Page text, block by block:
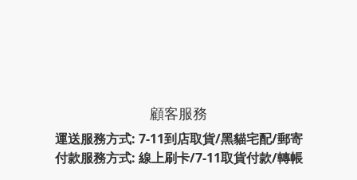
顧客服務
運送服務方式: 7-11到店取貨/黑貓宅配/郵寄
付款服務方式: 線上刷卡/7-11取貨付款/轉帳